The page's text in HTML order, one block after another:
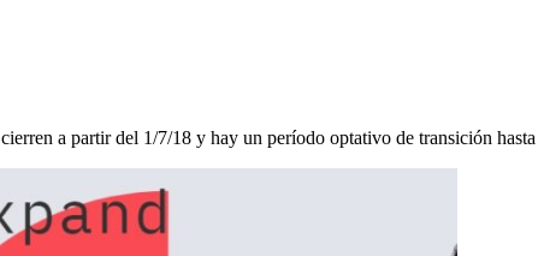
a partir del 1/7/18 y hay un período optativo de transición